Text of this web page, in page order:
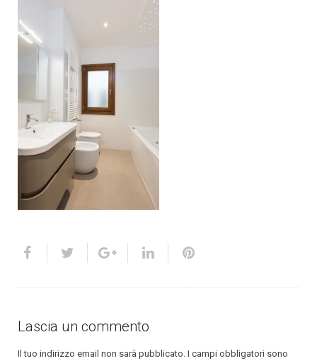
Lascia un commento
Il tuo indirizzo email non sarà pubblicato. I campi obbligatori sono